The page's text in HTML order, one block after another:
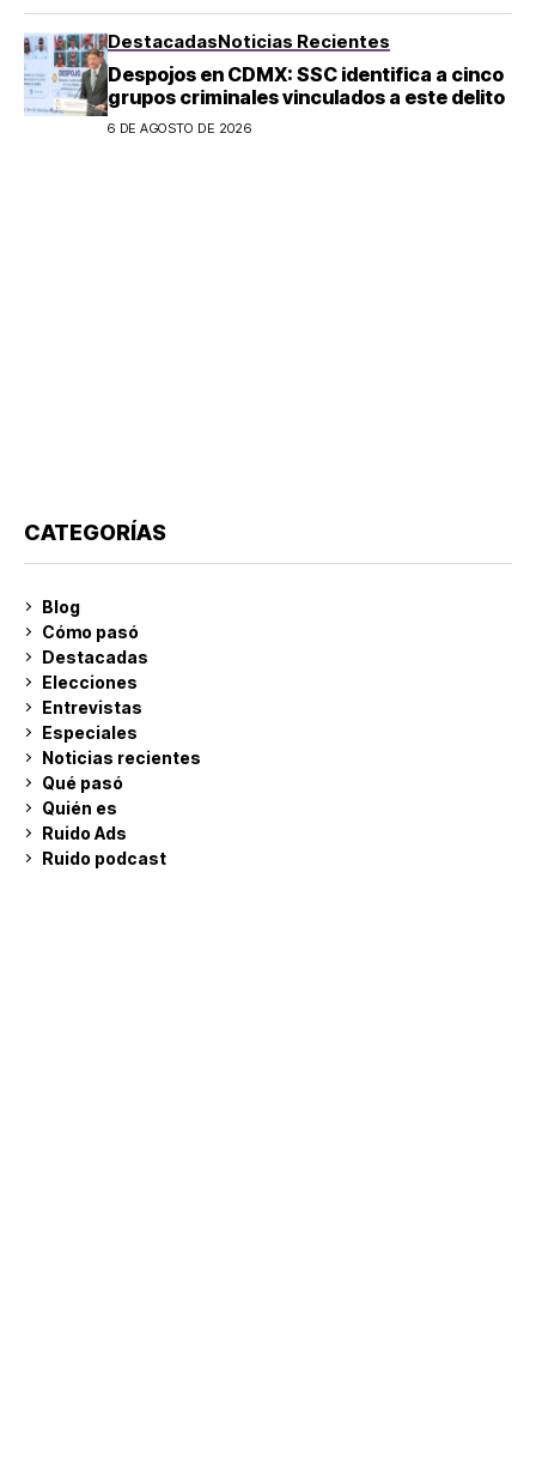
DestacadasNoticias Recientes
Despojos en CDMX: SSC identifica a cinco
grupos criminales vinculados a este delito
6 DE AGOSTO DE 2026
CATEGORÍAS
Blog
Cómo pasó
Destacadas
Elecciones
Entrevistas
Especiales
Noticias recientes
Qué pasó
Quién es
Ruido Ads
Ruido podcast